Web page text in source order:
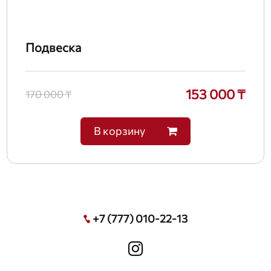
Подвеска
170 000 ₸ 153 000 ₸
В корзину
+7 (777) 010-22-13